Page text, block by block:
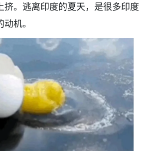
挤。逃离印度的夏天，是很多印度
机。